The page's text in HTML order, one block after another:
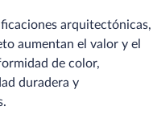
arquitectónicas,
aumentan el valor y el
de color,
duradera y